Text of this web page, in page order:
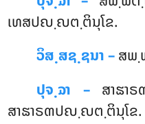
ເທສປຎ຺ຎຕ຺ຕິນຸໂຂ.
ວິສ຺ສຊ຺ຊນາ –ສພ຺
ປຸຈ຺ຉາ –ສາຘາ
ສາຘາຣຓປຎ຺ຎຕ຺ຕິນຸໂຂ.